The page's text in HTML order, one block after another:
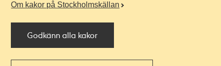
Om kakor på Stockholmskällan
Godkänn alla kakor